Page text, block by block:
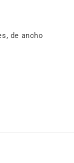
de ancho